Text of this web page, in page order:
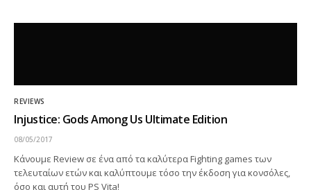
REVIEWS
Injustice: Gods Among Us Ultimate Edition
08/05/2017
Κάνουμε Review σε ένα από τα καλύτερα Fighting games των
τελευταίων ετών και καλύπτουμε τόσο την έκδοση για κονσόλες,
όσο και αυτή του PS Vita!